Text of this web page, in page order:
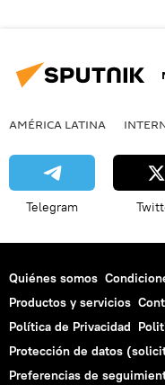
AMÉRICA LATINA
Telegram
Quiénes somos
Productos y servicios
Política de Privacidad
Protección de datos
Preferencias de